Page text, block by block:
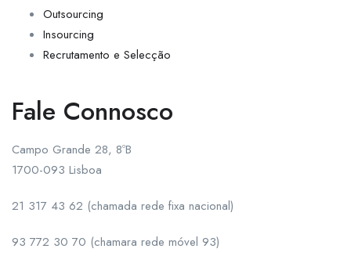
Outsourcing
Insourcing
Recrutamento e Selecção
Fale Connosco
Campo Grande 28, 8ºB
1700-093 Lisboa
21 317 43 62 (chamada rede fixa nacional)
93 772 30 70 (chamara rede móvel 93)